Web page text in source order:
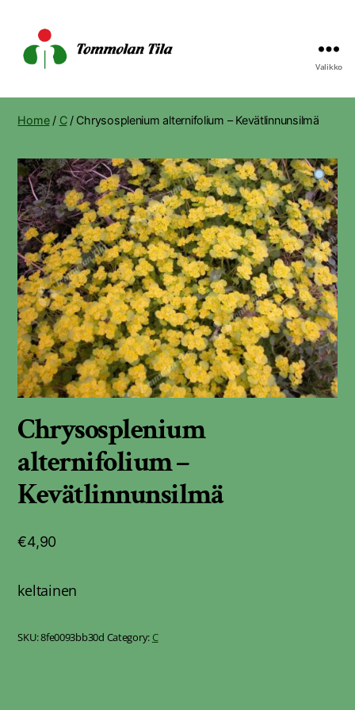
Tila
Valikko
Home/ C/ Chrysosplenium alternifolium – Kevätlinnunsilmä
Chrysosplenium
alternifolium –
Kevätlinnunsilmä
€4,90
keltainen
SKU:8fe0093bb30d Category: C